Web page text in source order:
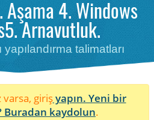
Aşama 4. Windows
Arnavutluk.
yapılandırma talimatları
varsa, girişyapın. Yeni bir
Buradan kaydolun.